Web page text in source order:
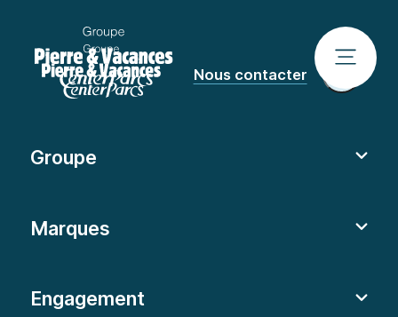
Nous contacter
Groupe
Marques
Engagement